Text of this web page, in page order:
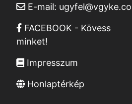
E-mail:
FACEBOOK - Kövess
minket!
Impresszum
Honlaptérkép